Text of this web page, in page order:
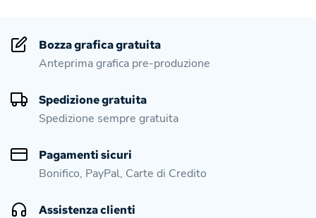
Bozza grafica gratuita
Anteprima grafica pre-produzione
Spedizione gratuita
Spedizione sempre gratuita
Pagamenti sicuri
Bonifico, PayPal, Carte di Credito
Assistenza clienti